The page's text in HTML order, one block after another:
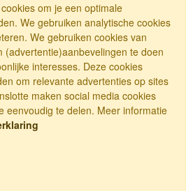
om je een optimale
We gebruiken analytische cookies
We gebruiken cookies van
(advertentie)aanbevelingen te doen
interesses. Deze cookies
om relevante advertenties op sites
maken social media cookies
eenvoudig te delen. Meer informatie